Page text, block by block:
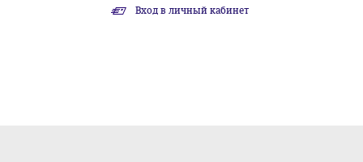
Вход в личный кабинет